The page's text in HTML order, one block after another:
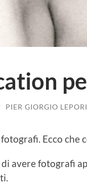
PIER GIORGIO LEPORI
Ecco che
avere fotografi